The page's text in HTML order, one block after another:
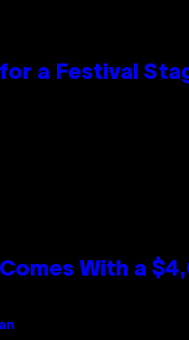
a Festival
With a